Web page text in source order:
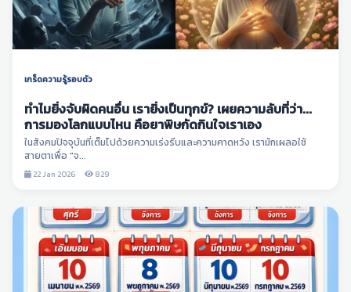
เกร็ดความรู้รอบตัว
ทำไมยิ่งจับผิดคนอื่น เรายิ่งเป็นทุกข์? เผยความลับที่ว่า...
การมองโลกแบบไหน คือยาพิษกัดกินใจเราเอง
ในสังคมปัจจุบันที่เต็มไปด้วยความเร่งรีบและความคาดหวัง เรามักเผลอใช้
สายตาเพื่อ "จ...
22 Jan 2026 829